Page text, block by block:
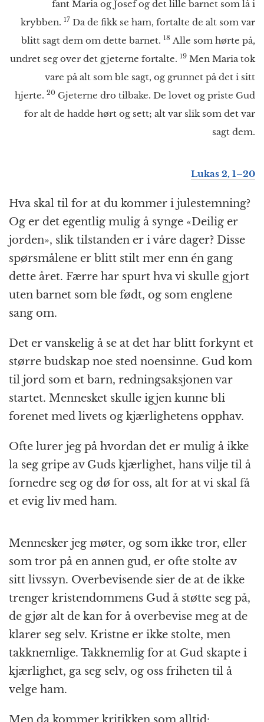
fant Maria og Josef og det lille barnet som lå i
krybben. 17 Da de fikk se ham, fortalte de alt som var
blitt sagt dem om dette barnet. 18 Alle som hørte på,
undret seg over det gjeterne fortalte. 19 Men Maria tok
vare på alt som ble sagt, og grunnet på det i sitt
hjerte. 20 Gjeterne dro tilbake. De lovet og priste Gud
for alt de hadde hørt og sett; alt var slik som det var
sagt dem.
Lukas 2, 1–20
Hva skal til for at du kommer i julestemning?
Og er det egentlig mulig å synge «Deilig er
jorden», slik tilstanden er i våre dager? Disse
spørsmålene er blitt stilt mer enn én gang
dette året. Færre har spurt hva vi skulle gjort
uten barnet som ble født, og som englene
sang om.
Det er vanskelig å se at det har blitt forkynt et
større budskap noe sted noensinne. Gud kom
til jord som et barn, redningsaksjonen var
startet. Mennesket skulle igjen kunne bli
forenet med livets og kjærlighetens opphav.
Ofte lurer jeg på hvordan det er mulig å ikke
la seg gripe av Guds kjærlighet, hans vilje til å
fornedre seg og dø for oss, alt for at vi skal få
et evig liv med ham.
Mennesker jeg møter, og som ikke tror, eller
som tror på en annen gud, er ofte stolte av
sitt livssyn. Overbevisende sier de at de ikke
trenger kristendommens Gud å støtte seg på,
de gjør alt de kan for å overbevise meg at de
klarer seg selv. Kristne er ikke stolte, men
takknemlige. Takknemlig for at Gud skapte i
kjærlighet, ga seg selv, og oss friheten til å
velge ham.